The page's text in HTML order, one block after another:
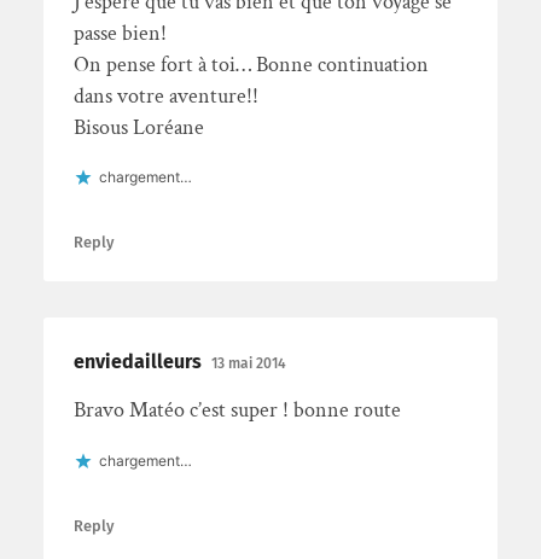
passe bien!
On pense fort à toi… Bonne continuation
dans votre aventure!!
Bisous Loréane
chargement…
Reply
enviedailleurs 13 mai 2014
Bravo Matéo c’est super ! bonne route
chargement…
Reply